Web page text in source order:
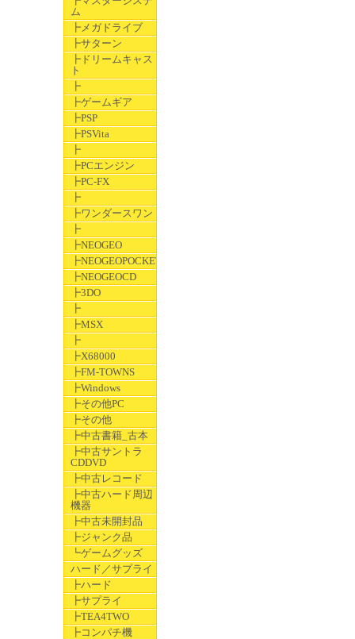
ム
┣メガドライブ
┣サターン
┣ドリームキャス
ト
┣
┣ゲームギア
┣PSP
┣PSVita
┣
┣PCエンジン
┣PC-FX
┣
┣ワンダースワン
┣
┣NEOGEO
┣NEOGEOPOCKET
┣NEOGEOCD
┣3DO
┣
┣MSX
┣
┣X68000
┣FM-TOWNS
┣Windows
┣その他PC
┣その他
┣中古書籍_古本
┣中古サントラ
CDDVD
┣中古レコード
┣中古ハード周辺
機器
┣中古未開封品
┣ジャンク品
┗ゲームグッズ
ハード／サプライ
┣ハード
┣サプライ
┣TEA4TWO
┣コンパチ機